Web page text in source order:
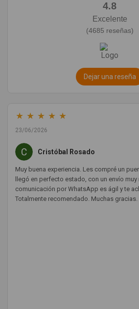
4.8
Excelente
(4685 reseñas)
Dejar una reseña
★ ★ ★ ★ ★
23/06/2026
Cristóbal Rosado
Muy buena experiencia. Les compré un
llegó en perfecto estado, con un envío muy
comunicación por WhatsApp es ágil y te
Totalmente recomendado. Muchas gracias.